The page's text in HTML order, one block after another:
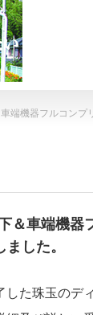
端機器フルコン
＆車端機
した。
た珠玉の